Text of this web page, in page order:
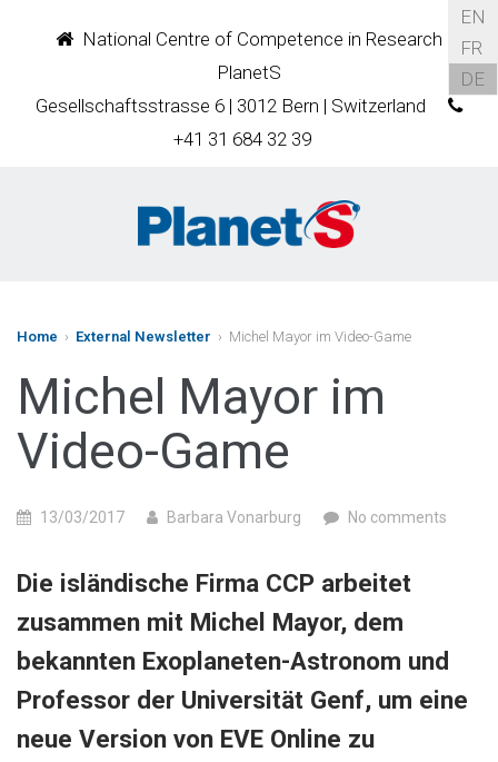
National Centre of Competence in Research
PlanetS
Gesellschaftsstrasse 6 | 3012 Bern | Switzerland
+41 31 684 32 39
EN
FR
DE
Home › External Newsletter › Michel Mayor im Video-Game
Michel Mayor im
Video-Game
13/03/2017 Barbara Vonarburg No comments
Die isländische Firma CCP arbeitet
zusammen mit Michel Mayor, dem
bekannten Exoplaneten-Astronom und
Professor der Universität Genf, um eine
neue Version von EVE Online zu